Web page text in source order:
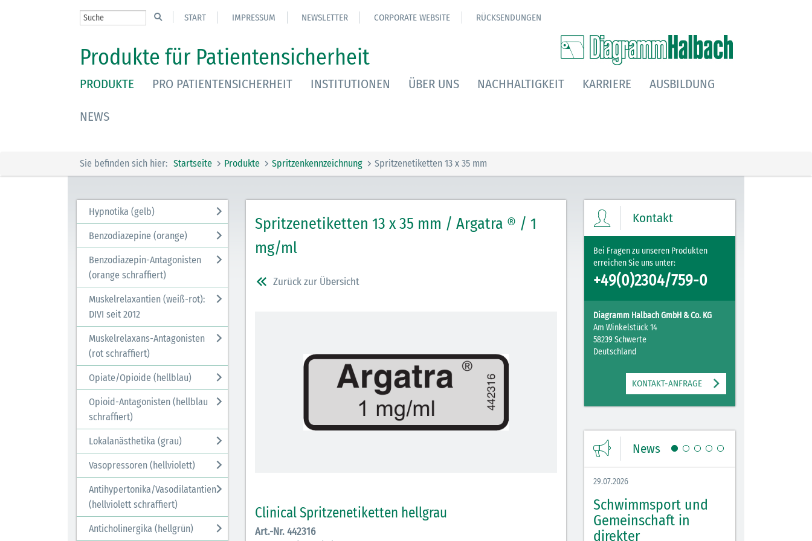
START IMPRESSUM NEWSLETTER CORPORATE WEBSITE RÜCKSENDUNGEN
Produkte für Patientensicherheit
PRODUKTE PRO PATIENTENSICHERHEIT INSTITUTIONEN ÜBER UNS NACHHALTIGKEIT KARRIERE AUSBILDUNG
NEWS
Sie befinden sich hier: Startseite Produkte Spritzenkennzeichnung Spritzenetiketten 13 x 35 mm
Hypnotika (gelb)
Benzodiazepine (orange)
Benzodiazepin-Antagonisten
(orange schraffiert)
Muskelrelaxantien (weiß-rot):
DIVI seit 2012
Muskelrelaxans-Antagonisten
(rot schraffiert)
Opiate/Opioide (hellblau)
Opioid-Antagonisten (hellblau
schraffiert)
Lokalanästhetika (grau)
Vasopressoren (hellviolett)
Antihypertonika/Vasodilatantien
(hellviolett schraffiert)
Anticholinergika (hellgrün)
Spritzenetiketten 13 x 35 mm / Argatra ® / 1
mg/ml
Zurück zur Übersicht
Clinical Spritzenetiketten hellgrau
Art.-Nr. 442316
Kontakt
Bei Fragen zu unseren Produkten
erreichen Sie uns unter:
+49(0)2304/759-0
Diagramm Halbach GmbH & Co. KG
Am Winkelstück 14
58239 Schwerte
Deutschland
KONTAKT-ANFRAGE
News
29.07.2026
Schwimmsport und
Gemeinschaft in
direkter